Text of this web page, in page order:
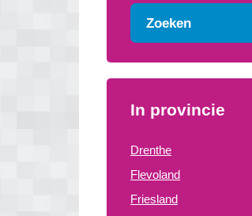
Zoeken
In provincie
Drenthe
Flevoland
Friesland